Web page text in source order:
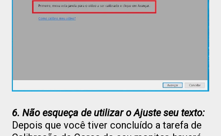
6. Não esqueça de utilizar o Ajuste seu texto:
Depois que você tiver concluído a tarefa de